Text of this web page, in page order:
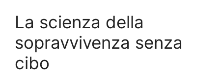
La scienza della
sopravvivenza senza
cibo